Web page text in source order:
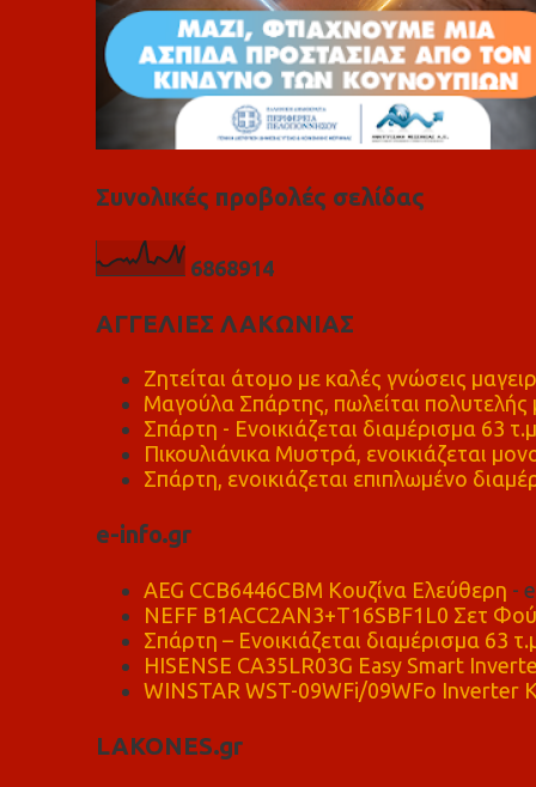
Συνολικές προβολές σελίδας
6868914
ΑΓΓΕΛΙΕΣ ΛΑΚΩΝΙΑΣ
Ζητείται άτομο με καλές γνώσεις
Μαγούλα Σπάρτης, πωλείται πολυτελής
Σπάρτη - Ενοικιάζεται διαμέρισμα 63 τ.μ
Πικουλιάνικα Μυστρά, ενοικιάζεται
Σπάρτη, ενοικιάζεται επιπλωμένο
e-info.gr
AEG CCB6446CBM Κουζίνα Ελεύθερη -
NEFF B1ACC2AN3+T16SBF1L0 Σετ
Σπάρτη – Ενοικιάζεται διαμέρισμα 63
HISENSE CA35LR03G Easy Smart
WINSTAR WST-09WFi/09WFo Inverter
LAKONES.gr